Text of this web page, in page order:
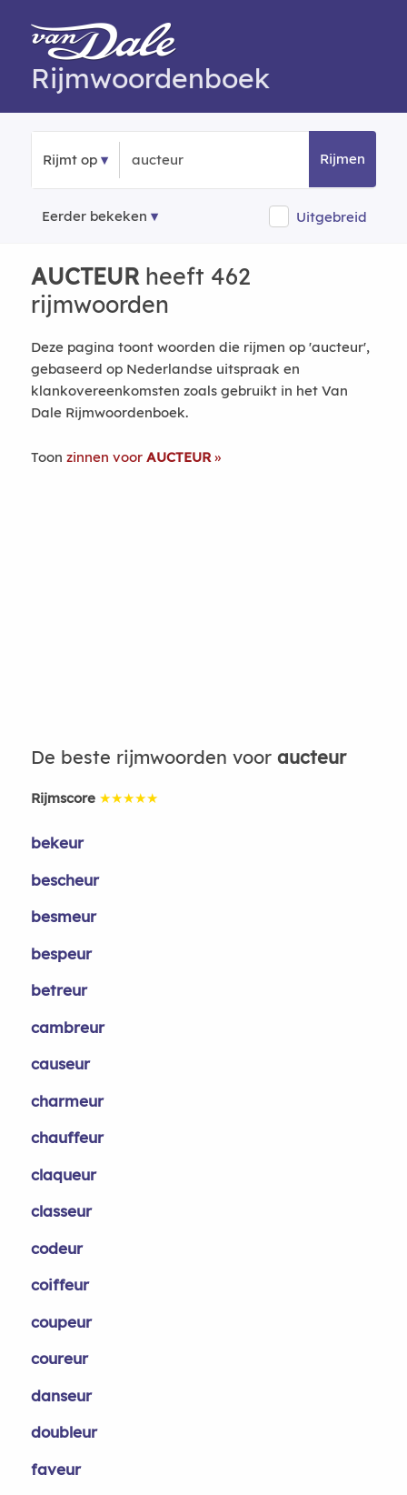
Rijmwoordenboek
Rijmt op Rijmen
Eerder bekeken Uitgebreid
AUCTEURheeft 462
rijmwoorden
Deze pagina toont woorden die rijmen op 'aucteur',
gebaseerd op Nederlandse uitspraak en
klankovereenkomsten zoals gebruikt in het Van
Dale Rijmwoordenboek.
Toon zinnen voor AUCTEUR
De beste rijmwoorden voor aucteur
Rijmscore ★★★★★
bekeur
bescheur
besmeur
bespeur
betreur
cambreur
causeur
charmeur
chauffeur
claqueur
classeur
codeur
coiffeur
coupeur
coureur
danseur
doubleur
faveur